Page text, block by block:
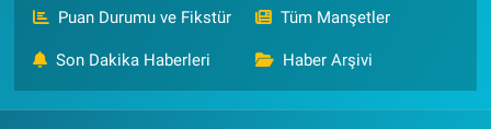
Puan Durumu ve Fikstür Tüm Manşetler
Son Dakika Haberleri Haber Arşivi